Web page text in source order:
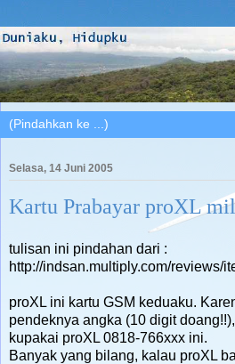
Selasa, 14 Juni 2005
Kartu Prabayar proXL
tulisan ini pindahan dari :
http://indsan.multiply.com/reviews/
proXL ini kartu GSM keduaku.
pendeknya angka (10 digit
kupakai proXL 0818-766xxx ini.
Banyak yang bilang, kalau proXL